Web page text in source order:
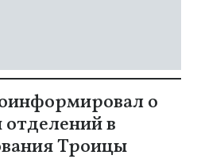
о
в
Троицы